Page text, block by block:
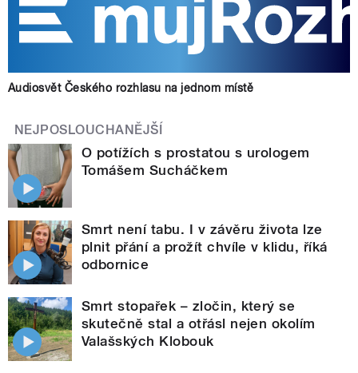
Audiosvět Českého rozhlasu na jednom místě
NEJPOSLOUCHANĚJŠÍ
O potížích s prostatou s urologem
Tomášem Sucháčkem
Smrt není tabu. I v závěru života lze
plnit přání a prožít chvíle v klidu, říká
odbornice
Smrt stopařek – zločin, který se
skutečně stal a otřásl nejen okolím
Valašských Klobouk